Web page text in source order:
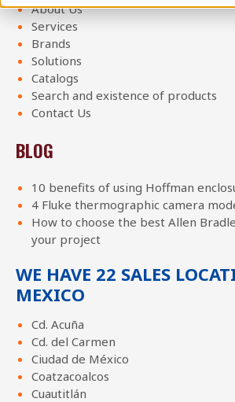
About Us
Services
Brands
Solutions
Catalogs
Search and existence of products
Contact Us
BLOG
10 benefits of using Hoffman
4 Fluke thermographic camera
How to choose the best Allen
your project
WE HAVE 22 SALES
MEXICO
Cd. Acuña
Cd. del Carmen
Ciudad de México
Coatzacoalcos
Cuautitlán